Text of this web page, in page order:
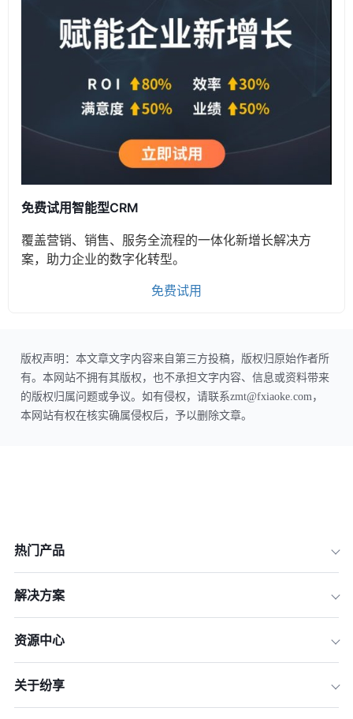
免费试用智能型CRM
覆盖营销、销售、服务全流程的一体化新增长解决方
案，助力企业的数字化转型。
免费试用
版权声明：本文章文字内容来自第三方投稿，版权归原始作者所
有。本网站不拥有其版权，也不承担文字内容、信息或资料带来
的版权归属问题或争议。如有侵权，请联系zmt@fxiaoke.com，
本网站有权在核实确属侵权后，予以删除文章。
热门产品
解决方案
资源中心
关于纷享